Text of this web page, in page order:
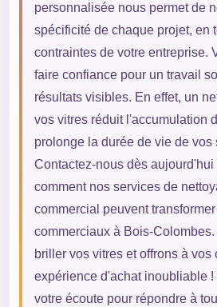
personnalisée nous permet de
spécificité de chaque projet, en
contraintes de votre entreprise.
faire confiance pour un travail
résultats visibles. En effet, un
vos vitres réduit l'accumulation
prolonge la durée de vie de vos
Contactez-nous dès
comment nos services de
commercial peuvent
commerciaux à Bois-
briller vos vitres et offrons à vos
expérience d'achat inoubliable !
votre écoute pour répondre à